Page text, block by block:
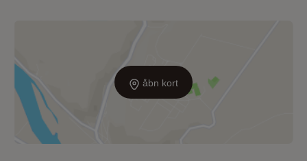
åbn kort